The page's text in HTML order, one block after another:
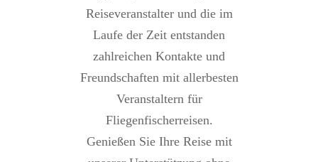
Reiseveranstalter und die im
Laufe der Zeit entstanden
zahlreichen Kontakte und
Freundschaften mit allerbesten
Veranstaltern für
Fliegenfischerreisen.
Genießen Sie Ihre Reise mit